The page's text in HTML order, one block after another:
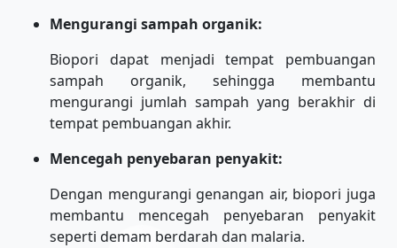
Mengurangi sampah organik:
Biopori dapat menjadi tempat pembuangan
sampah organik, sehingga membantu
mengurangi jumlah sampah yang berakhir di
tempat pembuangan akhir.
Mencegah penyebaran penyakit:
Dengan mengurangi genangan air, biopori juga
membantu mencegah penyebaran penyakit
seperti demam berdarah dan malaria.